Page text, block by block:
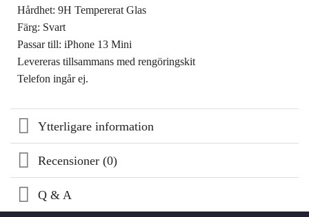
Hårdhet: 9H Tempererat Glas
Färg: Svart
Passar till: iPhone 13 Mini
Levereras tillsammans med rengöringskit
Telefon ingår ej.
Ytterligare information
Recensioner (0)
Q & A